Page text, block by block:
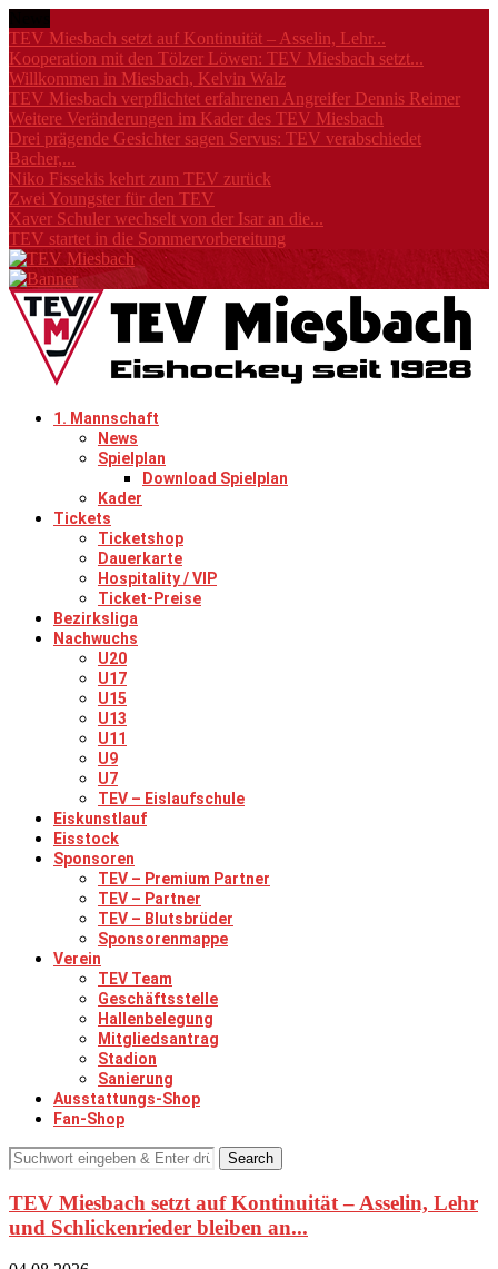
TEV Miesbach setzt auf Kontinuität – Asselin, Lehr...
Kooperation mit den Tölzer Löwen: TEV Miesbach setzt...
Willkommen in Miesbach, Kelvin Walz
TEV Miesbach verpflichtet erfahrenen Angreifer Dennis Reimer
Weitere Veränderungen im Kader des TEV Miesbach
Drei prägende Gesichter sagen Servus: TEV verabschiedet
Bacher,...
Niko Fissekis kehrt zum TEV zurück
Zwei Youngster für den TEV
Xaver Schuler wechselt von der Isar an die...
TEV startet in die Sommervorbereitung
1. Mannschaft
News
Spielplan
Download Spielplan
Kader
Tickets
Ticketshop
Dauerkarte
Hospitality / VIP
Ticket-Preise
Bezirksliga
Nachwuchs
U20
U17
U15
U13
U11
U9
U7
TEV – Eislaufschule
Eiskunstlauf
Eisstock
Sponsoren
TEV – Premium Partner
TEV – Partner
TEV – Blutsbrüder
Sponsorenmappe
Verein
TEV Team
Geschäftsstelle
Hallenbelegung
Mitgliedsantrag
Stadion
Sanierung
Ausstattungs-Shop
Fan-Shop
Search
TEV Miesbach setzt auf Kontinuität – Asselin, Lehr
und Schlickenrieder bleiben an...